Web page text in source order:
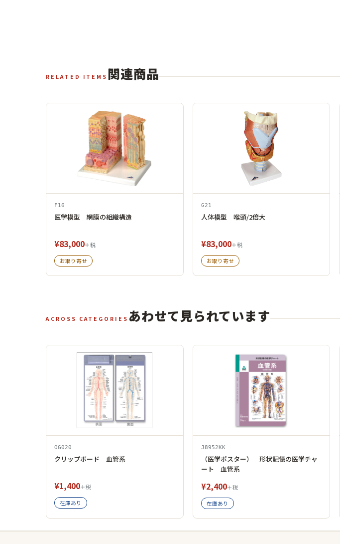
RELATED ITEMS 関連商品
F16
医学模型 網膜の組織構造
¥83,000＋税
お取り寄せ
G21
人体模型 喉頭/2倍大
¥83,000＋税
お取り寄せ
ACROSS CATEGORIES あわせて見られています
OG020
クリップボード 血管系
¥1,400＋税
在庫あり
J8952KK
（医学ポスター） 形状記憶の医学チャ
ート 血管系
¥2,400＋税
在庫あり